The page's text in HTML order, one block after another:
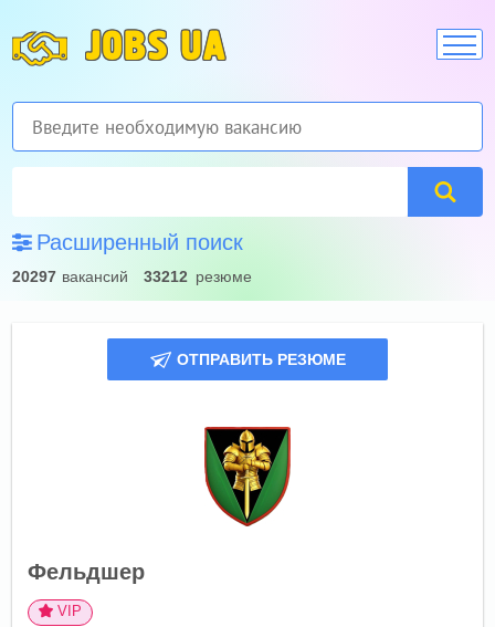
JOBS UA
Расширенный поиск
20297 вакансий 33212 резюме
ОТПРАВИТЬ РЕЗЮМЕ
Фельдшер
VIP